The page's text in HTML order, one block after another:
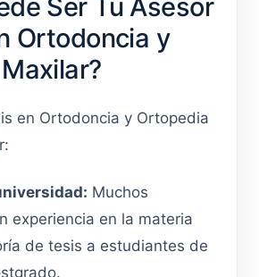
Ser Tu Asesor
Ortodoncia y
en Ortodoncia y Ortopedia
Muchos
experiencia en la materia
de tesis a estudiantes de